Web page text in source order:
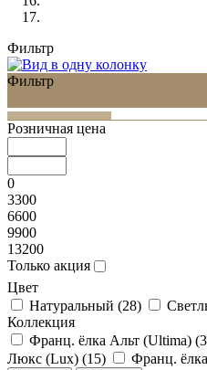
Фильтр
Фильтр
Розничная цена
0
3300
6600
9900
13200
Только акция
Цвет
Натуральный (28)
Коллекция
Франц. ёлка Альт (Ultima) (
Люкс (Lux) (15) Франц.